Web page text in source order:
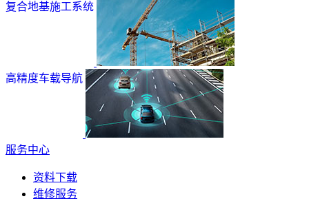
复合地基施工系统
高精度车载导航
服务中心
资料下载
维修服务